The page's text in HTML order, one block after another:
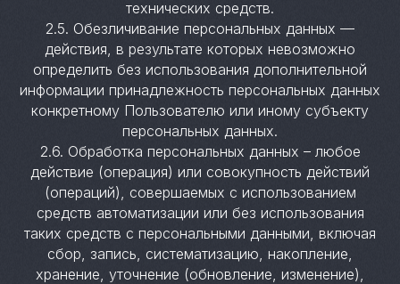
технических средств.
2.5. Обезличивание персональных данных —
действия, в результате которых невозможно
определить без использования дополнительной
информации принадлежность персональных данных
конкретному Пользователю или иному субъекту
персональных данных.
2.6. Обработка персональных данных – любое
действие (операция) или совокупность действий
(операций), совершаемых с использованием
средств автоматизации или без использования
таких средств с персональными данными, включая
сбор, запись, систематизацию, накопление,
хранение, уточнение (обновление, изменение),